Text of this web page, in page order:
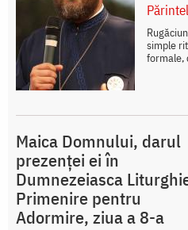
simple
formale,
Maica Domnului, darul
prezenței ei în
Dumnezeiasca
Primenire pentru
Adormire, ziua a 8-a